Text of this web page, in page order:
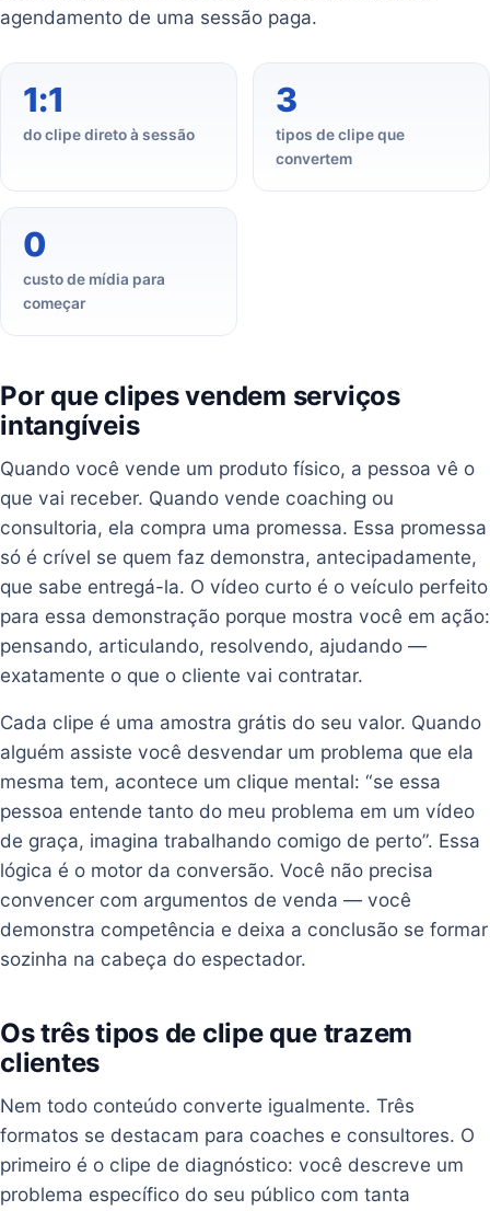
agendamento de uma sessão paga.
1:1
do clipe direto à sessão
3
tipos de clipe que
convertem
0
custo de mídia para
começar
Por que clipes vendem serviços
intangíveis
Quando você vende um produto físico, a pessoa vê o
que vai receber. Quando vende coaching ou
consultoria, ela compra uma promessa. Essa promessa
só é crível se quem faz demonstra, antecipadamente,
que sabe entregá-la. O vídeo curto é o veículo perfeito
para essa demonstração porque mostra você em ação:
pensando, articulando, resolvendo, ajudando —
exatamente o que o cliente vai contratar.
Cada clipe é uma amostra grátis do seu valor. Quando
alguém assiste você desvendar um problema que ela
mesma tem, acontece um clique mental: “se essa
pessoa entende tanto do meu problema em um vídeo
de graça, imagina trabalhando comigo de perto”. Essa
lógica é o motor da conversão. Você não precisa
convencer com argumentos de venda — você
demonstra competência e deixa a conclusão se formar
sozinha na cabeça do espectador.
Os três tipos de clipe que trazem
clientes
Nem todo conteúdo converte igualmente. Três
formatos se destacam para coaches e consultores. O
primeiro é o clipe de diagnóstico: você descreve um
problema específico do seu público com tanta